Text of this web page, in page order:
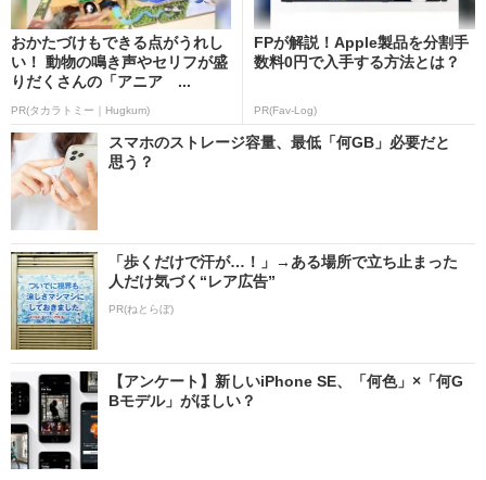
おかたづけもできる点がうれし
い！ 動物の鳴き声やセリフが盛
りだくさんの「アニア ...
PR(タカラトミー｜Hugkum)
FPが解説！Apple製品を分割手
数料0円で入手する方法とは？
PR(Fav-Log)
スマホのストレージ容量、最低「何GB」必要だと
思う？
「歩くだけで汗が…！」→ある場所で立ち止まった
人だけ気づく“レア広告”
PR(ねとらぼ)
【アンケート】新しいiPhone SE、「何色」×「何G
Bモデル」がほしい？